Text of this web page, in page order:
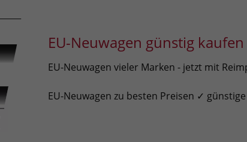
EU-Neuwagen günstig
EU-Neuwagen vieler Marken - jetzt mit
EU-Neuwagen zu besten Preisen ✓